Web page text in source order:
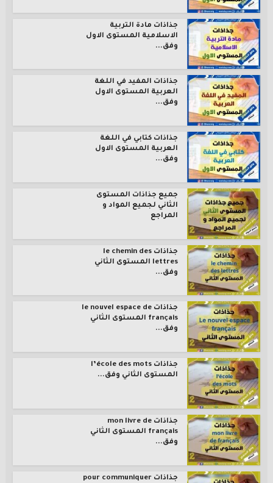
جذاذات مادة التربية
الاسلامية المستوى الاول
وفق...
جذاذات المفيد في اللغة
العربية المستوى الاول
وفق...
جذاذات كتابي في اللغة
العربية المستوى الاول
وفق...
جميع جذاذات المستوى
الثاني لجميع المواد و
المراجع
جذاذات le chemin des
lettres المستوى الثاني
وفق...
جذاذات le nouvel espace de
français المستوى الثاني
وفق...
جذاذات l’école des mots
المستوى الثاني وفق...
جذاذات mon livre de
français المستوى الثاني
وفق...
جذاذات pour communiquer